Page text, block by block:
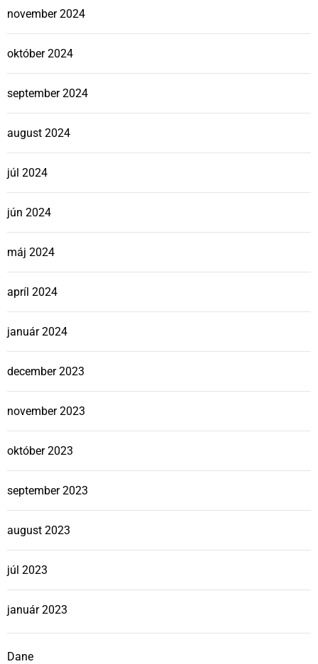
november 2024
október 2024
september 2024
august 2024
júl 2024
jún 2024
máj 2024
apríl 2024
január 2024
december 2023
november 2023
október 2023
september 2023
august 2023
júl 2023
január 2023
Dane